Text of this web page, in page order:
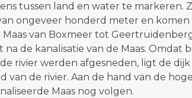
tussen land en water te markeren.
ongeveer honderd meter en
van Boxmeer tot
de kanalisatie van de Maas. Omdat
rivier werden afgesneden, ligt de
van de rivier. Aan de hand van de
Maas nog volgen.